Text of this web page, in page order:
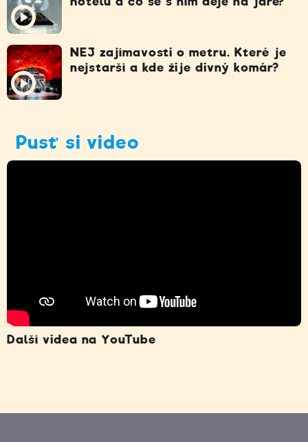
NEJ zajímavosti o metru. Které je
nejstarší a kde žije divný komár?
Pusť si video
Další videa na YouTube